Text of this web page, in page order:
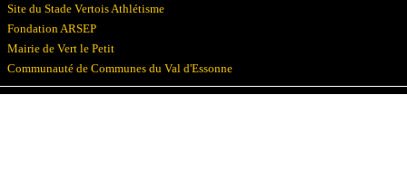
Site du Stade Vertois Athlétisme
Fondation ARSEP
Mairie de Vert le Petit
Communauté de Communes du Val d'Essonne